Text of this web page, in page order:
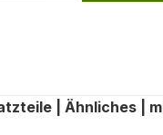
| Ähnliches |